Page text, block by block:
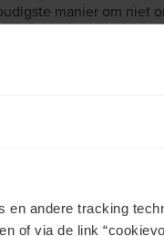
en andere tracking
of via de link
manier om niet
voor zaken die je
of een extra